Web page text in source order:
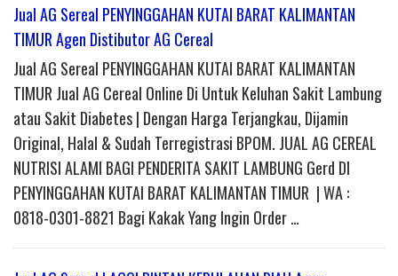
Jual AG Sereal PENYINGGAHAN KUTAI BARAT KALIMANTAN
TIMUR Agen Distibutor AG Cereal
Jual AG Sereal PENYINGGAHAN KUTAI BARAT KALIMANTAN
TIMUR Jual AG Cereal Online Di Untuk Keluhan Sakit Lambung
atau Sakit Diabetes | Dengan Harga Terjangkau, Dijamin
Original, Halal & Sudah Terregistrasi BPOM. JUAL AG CEREAL
NUTRISI ALAMI BAGI PENDERITA SAKIT LAMBUNG Gerd DI
PENYINGGAHAN KUTAI BARAT KALIMANTAN TIMUR | WA :
0818-0301-8821 Bagi Kakak Yang Ingin Order …